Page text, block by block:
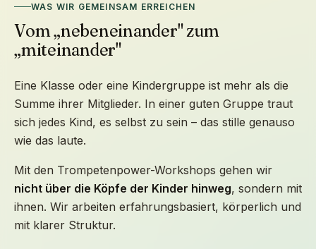
WAS WIR GEMEINSAM ERREICHEN
Vom „nebeneinander" zum
„miteinander"
Eine Klasse oder eine Kindergruppe ist mehr als die
Summe ihrer Mitglieder. In einer guten Gruppe traut
sich jedes Kind, es selbst zu sein – das stille genauso
wie das laute.
Mit den Trompetenpower-Workshops gehen wir
nicht über die Köpfe der Kinder hinweg, sondern mit
ihnen. Wir arbeiten erfahrungsbasiert, körperlich und
mit klarer Struktur.